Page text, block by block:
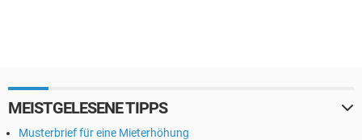
MEISTGELESENE TIPPS
Musterbrief für eine Mieterhöhung